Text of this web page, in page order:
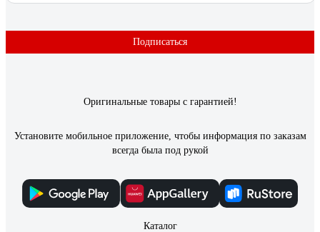
Отзыв о светильнике Elektrostandard 2194
Подписаться
Оригинальные товары с гарантией!
Установите мобильное приложение, чтобы информация по заказам
всегда была под рукой
Каталог